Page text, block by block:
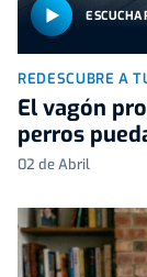
REDESCUBRE A
El vagón
perros
02 de Abril